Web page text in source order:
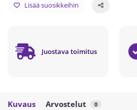
Lisää suosikkeihin
Juostava toimitus
Kuvaus Arvostelut 0